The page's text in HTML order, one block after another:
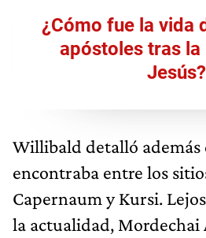
¿Cómo fue la vida
apóstoles tras
Jesús?
Willibald detalló además
encontraba entre los
Capernaum y Kursi.
la actualidad, Mordechai